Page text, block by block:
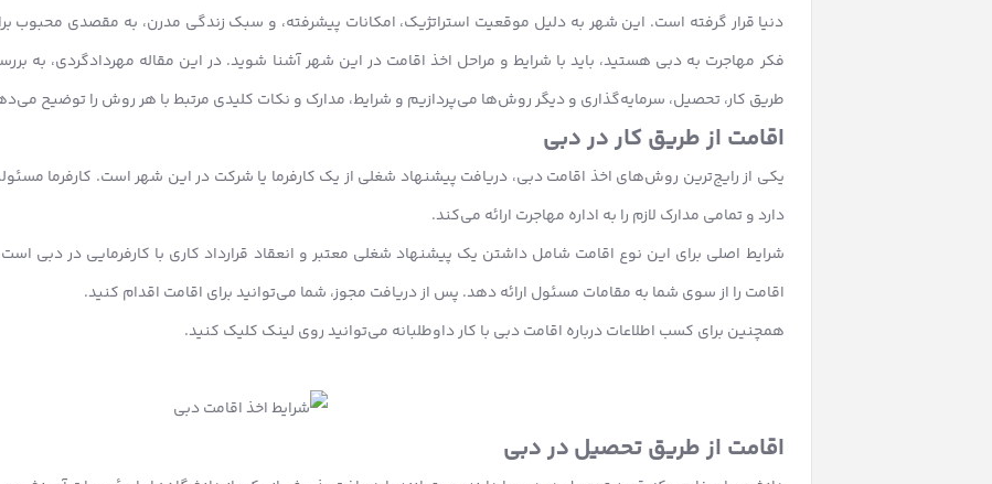
دنیا قرار گرفته است. این شهر به دلیل موقعیت استراتژیک، امکانات پیشرفته، و سبک زندگی مدرن، به مقصدی محبوب
فکر مهاجرت به دبی هستید، باید با شرایط و مراحل اخذ اقامت در این شهر آشنا شوید. در این مقاله مهردادگردی، به
طریق کار، تحصیل، سرمایه‌گذاری و دیگر روش‌ها می‌پردازیم و شرایط، مدارک و نکات کلیدی مرتبط با هر روش را توضیح
اقامت از طریق کار در دبی
یکی از رایج‌ترین روش‌های اخذ اقامت دبی، دریافت پیشنهاد شغلی از یک کارفرما یا شرکت در این شهر است. کارفرما
دارد و تمامی مدارک لازم را به اداره مهاجرت ارائه می‌کند.
شرایط اصلی برای این نوع اقامت شامل داشتن یک پیشنهاد شغلی معتبر و انعقاد قرارداد کاری با کارفرمایی در دبی
اقامت را از سوی شما به مقامات مسئول ارائه دهد. پس از دریافت مجوز، شما می‌توانید برای اقامت اقدام کنید.
همچنین برای کسب اطلاعات درباره اقامت دبی با کار داوطلبانه می‌توانید روی لینک کلیک کنید.
اقامت از طریق تحصیل در دبی